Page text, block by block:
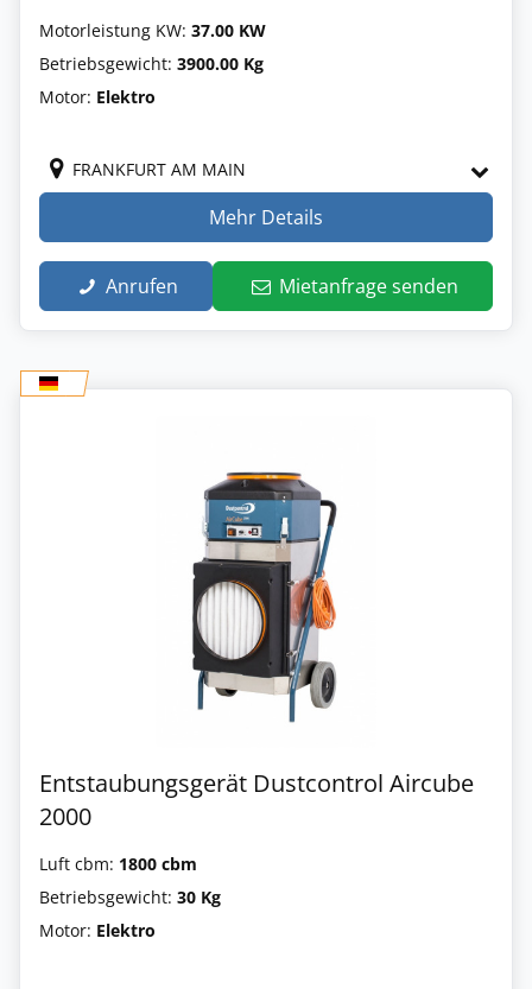
Motorleistung KW: 37.00 KW
Betriebsgewicht: 3900.00 Kg
Motor: Elektro
FRANKFURT AM MAIN
Mehr Details
Anrufen Mietanfrage senden
Entstaubungsgerät Dustcontrol Aircube
2000
Luft cbm: 1800 cbm
Betriebsgewicht: 30 Kg
Motor: Elektro